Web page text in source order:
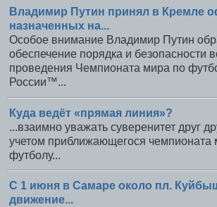
Владимир Путин принял в Кремле
назначенных на...
Особое внимание Владимир Путин
обеспечение порядка и безопасности
проведения Чемпионата мира по
России™...
Куда ведёт «прямая линия»?
...взаимно уважать суверенитет друг
учетом приближающегося чемпионата
футболу...
С 1 июня в Самаре около пл.
движение...